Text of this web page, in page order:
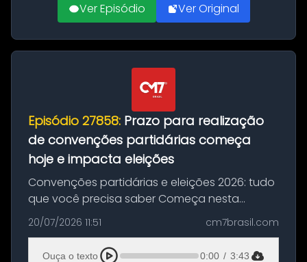
Ver Episódio Ver Original
Episódio 27858: Prazo para realização
de convenções partidárias começa
hoje e impacta eleições
Convenções partidárias e eleições 2026: tudo
que você precisa saber Começa nesta
segunda-feira e vai até 5 de agosto o prazo
para que partidos políticos e federações
partidárias realizem suas convençõ...
20/07/2026 11:51 cm7brasil.com
Ouça o texto 0:00 / 3:43